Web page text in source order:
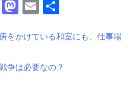
Threads
Mastodon
Email
をかけている和室にも、仕事場
争は必要なの？